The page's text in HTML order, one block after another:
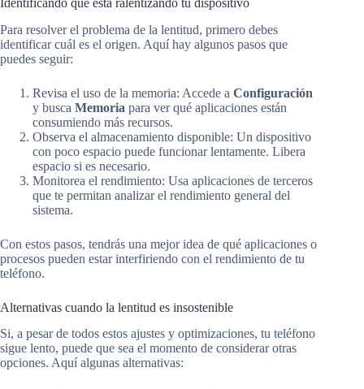
Para resolver el problema de la lentitud, primero debes
identificar cuál es el origen. Aquí hay algunos pasos que
puedes seguir:
Revisa el uso de la memoria: Accede a Configuración
y busca Memoria para ver qué aplicaciones están
consumiendo más recursos.
Observa el almacenamiento disponible: Un dispositivo
con poco espacio puede funcionar lentamente. Libera
espacio si es necesario.
Monitorea el rendimiento: Usa aplicaciones de terceros
que te permitan analizar el rendimiento general del
sistema.
Con estos pasos, tendrás una mejor idea de qué aplicaciones o
procesos pueden estar interfiriendo con el rendimiento de tu
teléfono.
Alternativas cuando la lentitud es insostenible
Si, a pesar de todos estos ajustes y optimizaciones, tu teléfono
sigue lento, puede que sea el momento de considerar otras
opciones. Aquí algunas alternativas: